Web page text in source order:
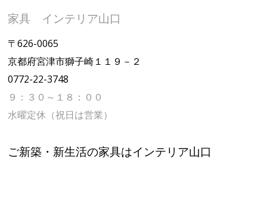
家具 インテリア山口
〒626-0065
京都府宮津市獅子崎１１９－２
0772-22-3748
９：３０～１８：００
水曜定休（祝日は営業）
ご新築・新生活の家具はインテリア山口